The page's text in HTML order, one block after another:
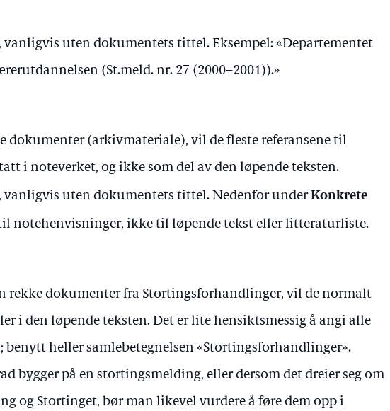
uten dokumentets tittel. Eksempel: «Departementet
(St.meld. nr. 27 (2000–2001)).»
dokumenter (arkivmateriale), vil de fleste referansene til
i noteverket, og ikke som del av den løpende teksten.
vanligvis uten dokumentets tittel. Nedenfor underKonkrete
notehenvisninger, ikke til løpende tekst eller litteraturliste.
rekke dokumenter fra Stortingsforhandlinger, vil de normalt
i den løpende teksten. Det er lite hensiktsmessig å angi alle
heller samlebetegnelsen «Stortingsforhandlinger».
bygger på en stortingsmelding, eller dersom det dreier seg om
og Stortinget, bør man likevel vurdere å føre dem opp i